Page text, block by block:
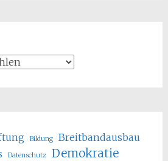
Bildung
Breitbandausbau
Datenschutz Demokratie